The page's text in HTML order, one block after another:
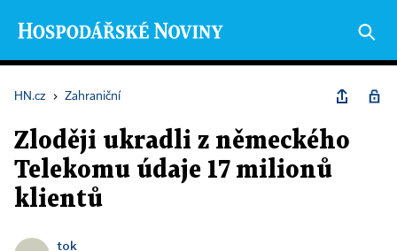
HN.cz › Zahraniční
Zloději ukradli z německého
Telekomu údaje 17 milionů
klientů
tok